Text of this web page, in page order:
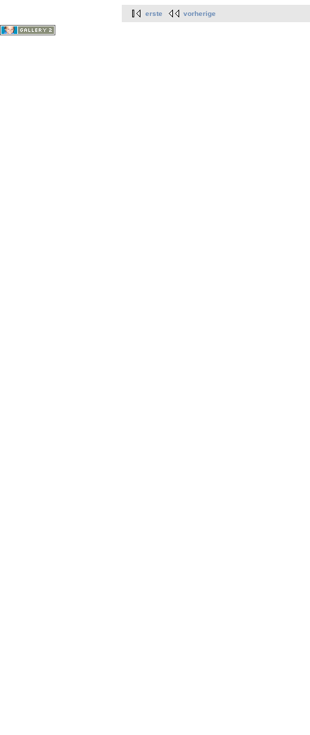
erste vorherige